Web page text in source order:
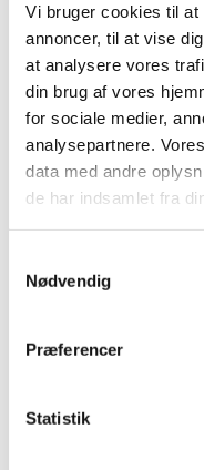
Vi bruger cookies til
annoncer, til at vise
at analysere vores
din brug af vores
for sociale medier,
analysepartnere.
data med andre
de har indsamlet fra
Nødvendig
Præferencer
Statistik
september (23)
august (8)
juli (11)
juni (11)
april (5)
marts (13)
2024 (224)
2022 (197)